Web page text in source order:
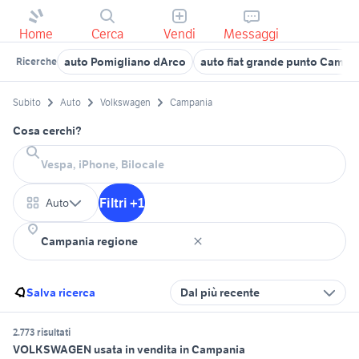
Home Cerca Vendi Messaggi
Ricerche auto Pomigliano dArco auto fiat grande punto
Subito Auto Volkswagen Campania
Cosa cerchi?
Auto Filtri +1
Salva ricerca Dal più recente
2.773 risultati
VOLKSWAGEN usata in vendita in Campania